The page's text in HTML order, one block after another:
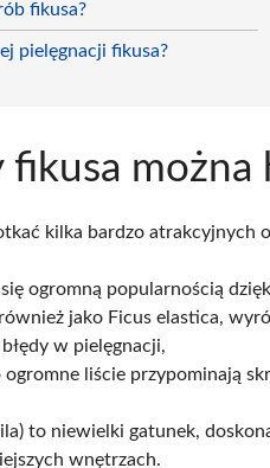
fikusa?
pielęgnacji fikusa?
fikusa
kilka bardzo atrakcyjnych
ogromną popularnością
jako Ficus elastica,
w pielęgnacji,
liście przypominają
to niewielki gatunek,
wnętrzach.